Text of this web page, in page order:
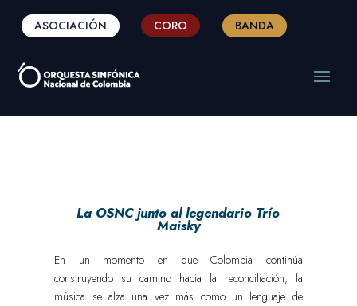
ASOCIACIÓN CORO BANDA
La OSNC junto al legendario Trío
Maisky
En un momento en que Colombia continúa
construyendo su camino hacia la reconciliación, la
música se alza una vez más como un lenguaje de